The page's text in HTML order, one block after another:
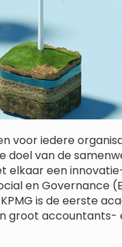
voor iedere
van de
elkaar een
en Governance
is de eerste
groot accountants-